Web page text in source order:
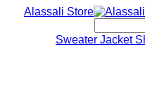
Sweater Jacket